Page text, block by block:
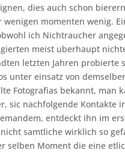
dies auch schon
momenten wenig.
ich Nichtraucher
meist uberhaupt
letzten Jahren probierte
unter einsatz von
Fotografi­as bekannt, man
sic nachfolgende Kontakte
entdeckt ihn im
samtliche wirklich so
Moment die eine